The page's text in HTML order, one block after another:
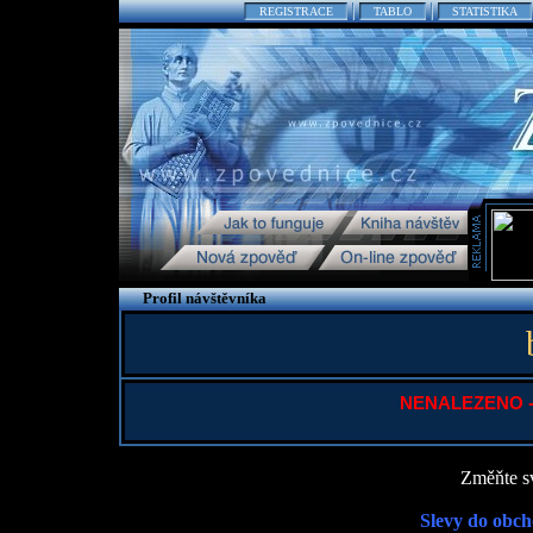
REGISTRACE TABLO STATISTIKA
Profil návštěvníka
NENALEZENO
Změňte
Slevy do